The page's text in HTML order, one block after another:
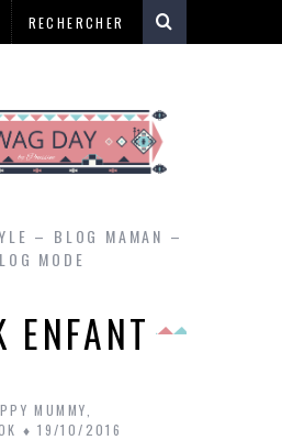
– BLOG MAMAN –
MODE
ENFANT
MUMMY
19/10/2016